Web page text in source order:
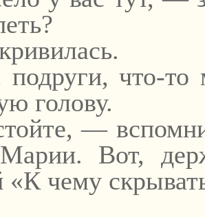
что-
голову.
—
Вот,
«К чему